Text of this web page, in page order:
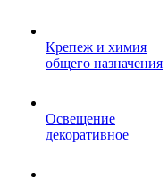
Крепеж и химия
общего назначения
Освещение
декоративное